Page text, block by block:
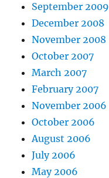
September 2009
December 2008
November 2008
October 2007
March 2007
February 2007
November 2006
October 2006
August 2006
July 2006
May 2006